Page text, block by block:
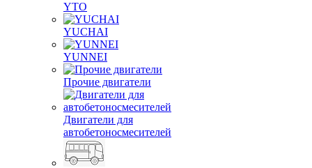
YTO
YUCHAI
YUNNEI
Прочие двигатели
Двигатели для
автобетоносмесителей